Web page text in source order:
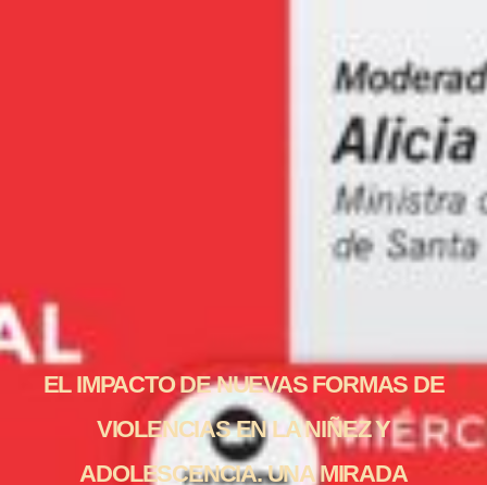
EL IMPACTO DE NUEVAS FORMAS DE
VIOLENCIAS EN LA NIÑEZ Y
ADOLESCENCIA. UNA MIRADA